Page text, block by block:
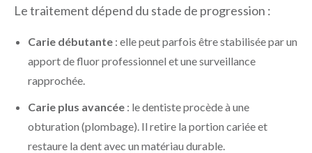
Le traitement dépend du stade de progression :
Carie débutante : elle peut parfois être stabilisée par un
apport de fluor professionnel et une surveillance
rapprochée.
Carie plus avancée : le dentiste procède à une
obturation (plombage). Il retire la portion cariée et
restaure la dent avec un matériau durable.